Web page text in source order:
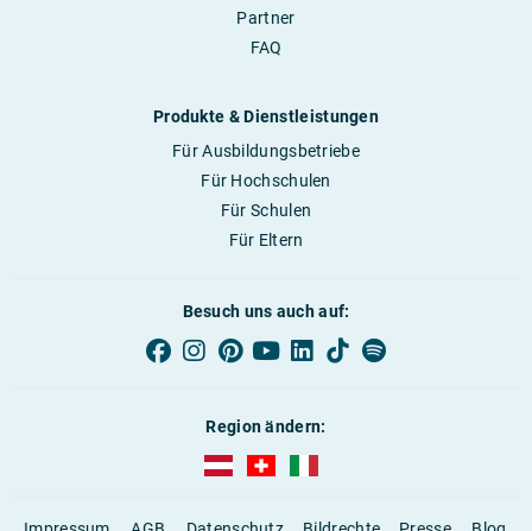
Partner
FAQ
Produkte & Dienstleistungen
Für Ausbildungsbetriebe
Für Hochschulen
Für Schulen
Für Eltern
Besuch uns auch auf:
Region ändern:
AUBI-plus Österreich (deutsch)
AUBI-plus Schweiz (deutsch)
AUBI-plus Italien (deutsch)